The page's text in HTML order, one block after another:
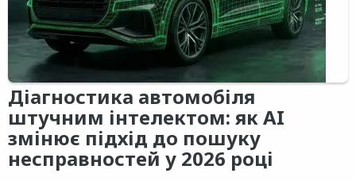
Діагностика автомобіля
штучним інтелектом: як AI
змінює підхід до пошуку
несправностей у 2026 році